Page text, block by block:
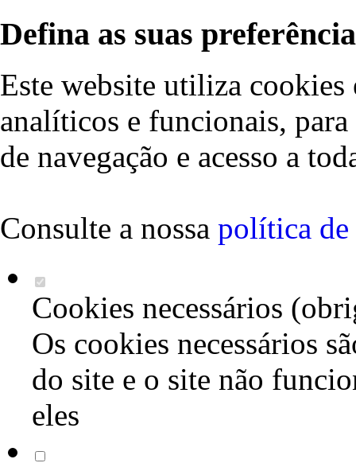
Defina as suas
Este website utiliza cookies
analíticos e funcionais,
de navegação e acesso a
Consulte a nossa política de
Cookies necessários
Os cookies necessários
do site e o site não
eles